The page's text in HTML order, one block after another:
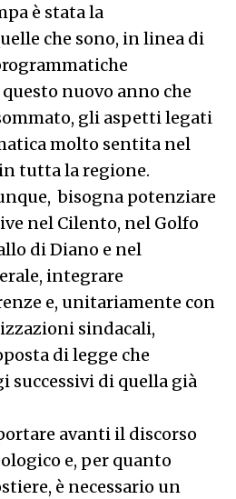
è stata la
che sono, in linea di
nuovo anno che
gli aspetti legati
molto sentita nel
tutta la regione.
bisogna potenziare
nel Cilento, nel Golfo
di Diano e nel
integrare
e, unitariamente con
sindacali,
di legge che
successivi di quella già
avanti il discorso
e, per quanto
è necessario un